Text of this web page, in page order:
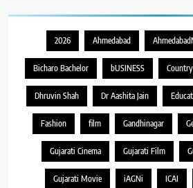
2026 Ahmedabad
Bicharo Bachelor bUSINESS Country
Dhruvin Shah Dr Aashita Jain
Fashion film Gandhinagar
Gujarati Cinema Gujarati Film
Gujarati Movie iAGNi ICAI